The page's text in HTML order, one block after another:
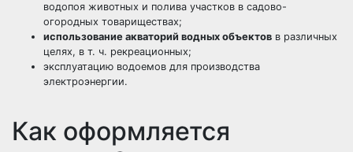
водопоя животных и полива участков в садово-
огородных товариществах;
использование акваторий водных объектов в различных
целях, в т. ч. рекреационных;
эксплуатацию водоемов для производства
электроэнергии.
Как оформляется